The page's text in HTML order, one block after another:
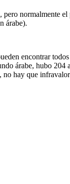
normalmente
árabe).
encontrar
árabe, hubo 204
hay que